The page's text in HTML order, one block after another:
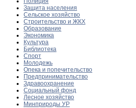
Защита населения
Сельское хозяйство
Строительство и ЖКХ
Образование
Экономика
Культура
Библиотека
Спорт
Молодежь
Опека и попечительство
Предпринимательство
Здравоохранение
Социальный фонд
Лесное хозяйство
Минприроды УР